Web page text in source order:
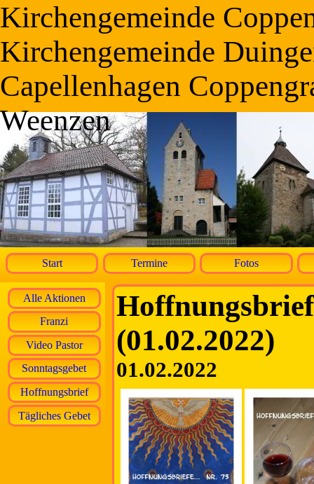
Kirchengemeinde
Kirchengemeinde
Capellenhagen
Weenzen
Start Termine Fotos
Alle Aktionen
Franzi
Video Pastor
Sonntagsgebet
Hoffnungsbrief
Tägliches Gebet
(01.02.2022)
01.02.2022